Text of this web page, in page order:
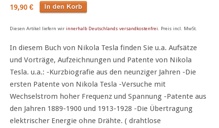
19,90 €
Diesen Artikel liefern wir innerhalb Deutschlands versandkostenfrei . Preis incl. MwSt.
In diesem Buch von Nikola Tesla finden Sie u.a. Aufsätze
und Vorträge, Aufzeichnungen und Patente von Nikola
Tesla. u.a.: -Kurzbiografie aus den neunziger Jahren -Die
ersten Patente von Nikola Tesla -Versuche mit
Wechselstrom hoher Frequenz und Spannung -Patente aus
den Jahren 1889-1900 und 1913-1928 -Die Übertragung
elektrischer Energie ohne Drähte. ( drahtlose